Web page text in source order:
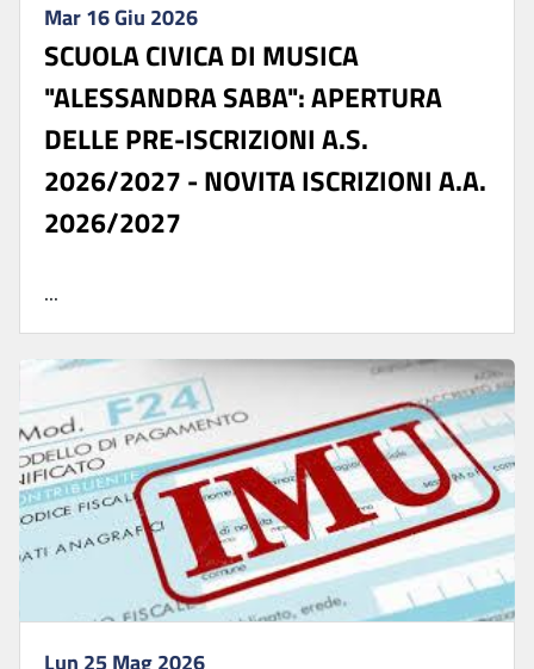
Mar 16 Giu 2026
SCUOLA CIVICA DI MUSICA
"ALESSANDRA SABA": APERTURA
DELLE PRE-ISCRIZIONI A.S.
2026/2027 - NOVITA ISCRIZIONI A.A.
2026/2027
...
Lun 25 Mag 2026